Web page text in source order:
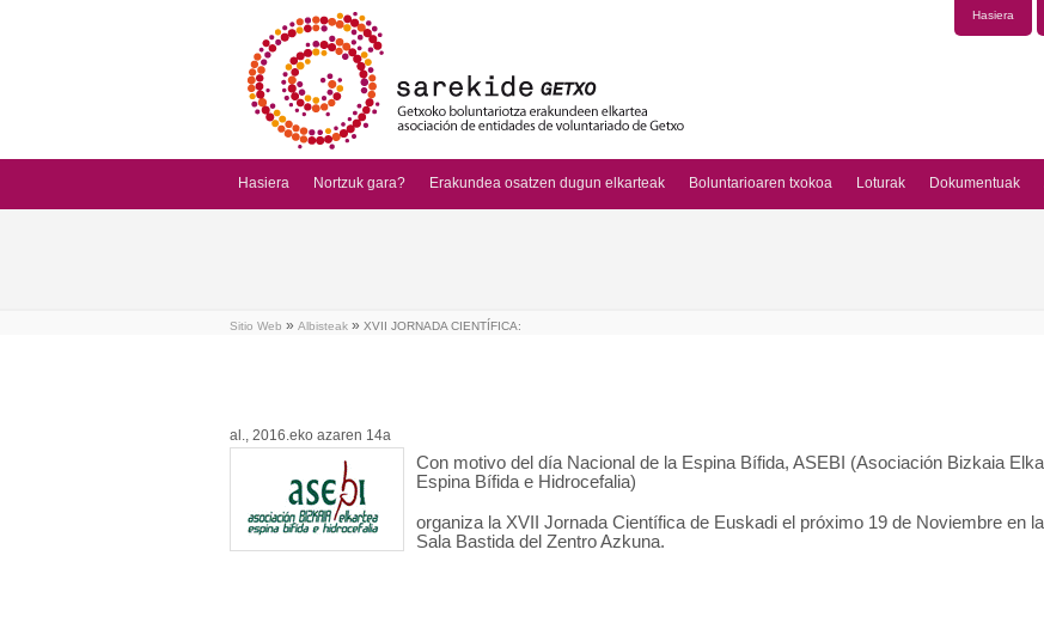
Hasiera
Hasiera Nortzuk gara? Erakundea osatzen dugun elkarteak Boluntarioaren txokoa Loturak Dokumentuak
Sitio Web » Albisteak » XVII JORNADA CIENTÍFICA:
al., 2016.eko azaren 14a
Con motivo del día Nacional de la Espina Bífida, ASEBI (Asociación Bizkaia
Espina Bífida e Hidrocefalia)
organiza la XVII Jornada Científica de Euskadi el próximo 19 de Noviembre en la
Sala Bastida del Zentro Azkuna.